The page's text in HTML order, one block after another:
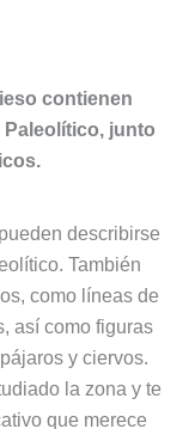
contienen
junto
describirse
También
como líneas de
así como figuras
y ciervos.
la zona y te
que merece